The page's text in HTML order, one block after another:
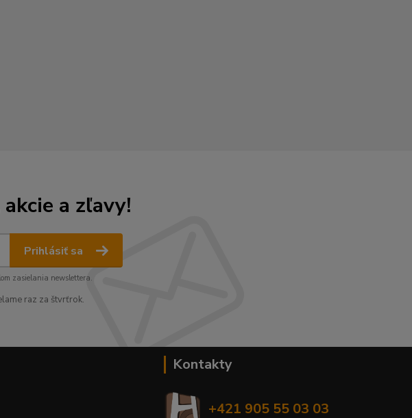
a zľavy!
Prihlásiť sa
zasielania newslettera.
raz za štvrťrok.
Kontakty
+421 905 55 03 03